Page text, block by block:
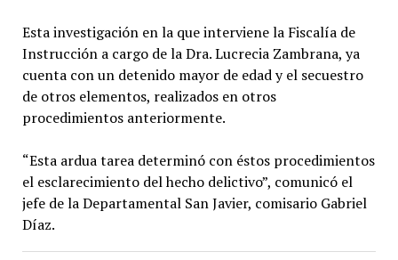
Esta investigación en la que interviene la Fiscalía de
Instrucción a cargo de la Dra. Lucrecia Zambrana, ya
cuenta con un detenido mayor de edad y el secuestro
de otros elementos, realizados en otros
procedimientos anteriormente.
“Esta ardua tarea determinó con éstos procedimientos
el esclarecimiento del hecho delictivo”, comunicó el
jefe de la Departamental San Javier, comisario Gabriel
Díaz.